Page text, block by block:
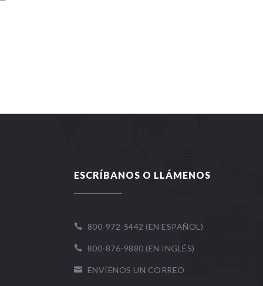
ESCRÍBANOS O LLÁMENOS
 800-972-5442 (EN ESPAÑOL)
 800-876-9880 (EN INGLÉS)
 ENVÍENOS UN CORREO